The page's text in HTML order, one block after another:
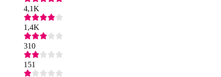
4,1K
1,4K
310
151